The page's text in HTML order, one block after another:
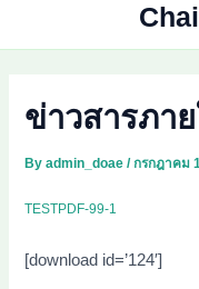
ข่าวสารภา
Byadmin_doae/กรกฎาคม
TESTPDF-99-1
[download id=’124′]